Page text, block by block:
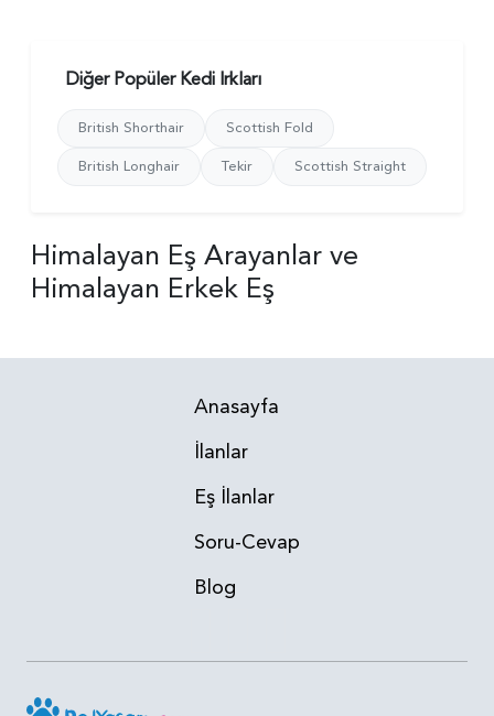
Diğer Popüler Kedi Irkları
British Shorthair
Scottish Fold
British Longhair
Tekir Scottish Straight
Himalayan Eş Arayanlar ve
Himalayan Erkek Eş
Anasayfa
İlanlar
Eş İlanlar
Soru-Cevap
Blog